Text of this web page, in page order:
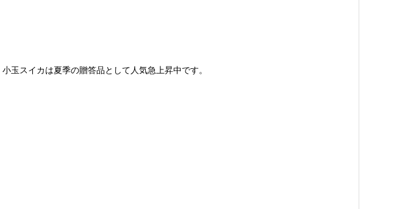
玉スイカは夏季の贈答品として人気急上昇中です。